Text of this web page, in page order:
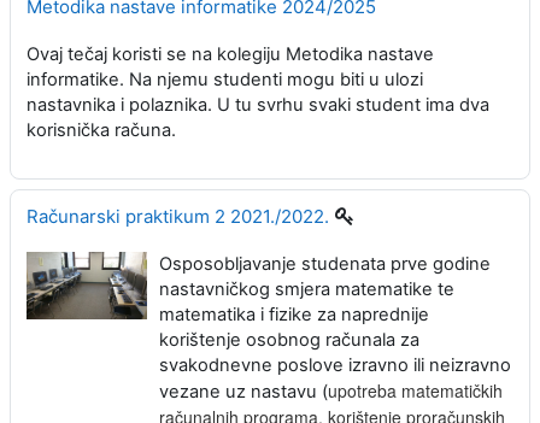
Metodika nastave informatike 2024/2025
Ovaj tečaj koristi se na kolegiju Metodika nastave
informatike. Na njemu studenti mogu biti u ulozi
nastavnika i polaznika. U tu svrhu svaki student ima dva
korisnička računa.
Računarski praktikum 2 2021./2022.
Osposobljavanje studenata prve godine
nastavničkog smjera matematike te
matematika i fizike za naprednije
korištenje osobnog računala za
svakodnevne poslove izravno ili neizravno
vezane uz nastavu (upotreba matematičkih
računalnih programa, korištenje proračunskih